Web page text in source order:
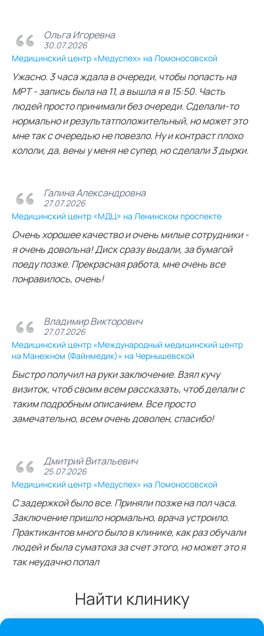
Ольга Игоревна
30.07.2026
Медицинский центр «Медуспех» на Ломоносовской
Ужасно. 3 часа ждала в очереди, чтобы попасть на
МРТ - запись была на 11, а вышла я в 15:50. Часть
людей просто принимали без очереди. Сделали-то
нормально и результатположительный, но может это
мне так с очередью не повезло. Ну и контраст плохо
кололи, да, вены у меня не супер, но сделали 3 дырки.
Галина Александровна
27.07.2026
Медицинский центр «МДЦ» на Ленинском проспекте
Очень хорошее качество и очень милые сотрудники -
я очень довольна! Диск сразу выдали, за бумагой
поеду позже. Прекрасная работа, мне очень все
понравилось, очень!
Владимир Викторович
27.07.2026
Медицинский центр «Международный медицинский центр
на Манежном (Файнмедик)» на Чернышевской
Быстро получил на руки заключение. Взял кучу
визиток, чтоб своим всем рассказать, чтоб делали с
таким подробным описанием. Все просто
замечательно, всем очень доволен, спасибо!
Дмитрий Витальевич
25.07.2026
Медицинский центр «Медуспех» на Ломоносовской
С задержкой было все. Приняли позже на пол часа.
Заключение пришло нормально, врача устроило.
Практикантов много было в клинике, как раз обучали
людей и была суматоха за счет этого, но может это я
так неудачно попал
Найти клинику